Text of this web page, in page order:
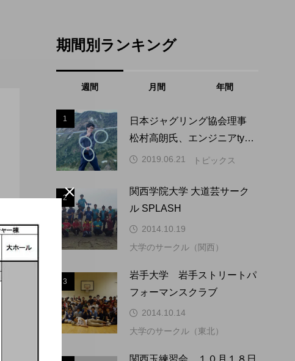
期間別ランキング
週間 月間 年間
1
日本ジャグリング協会理事
松村高朗氏、エンジニアtype
にインタビュー掲載。
2019.06.21 トピックス
2
関西学院大学 大道芸サーク
ル SPLASH
2014.10.19
大学のサークル（関西）
3
岩手大学 岩手ストリートパ
フォーマンスクラブ
2014.10.14
大学のサークル（東北）
関西玉練習会、１０月１８日
